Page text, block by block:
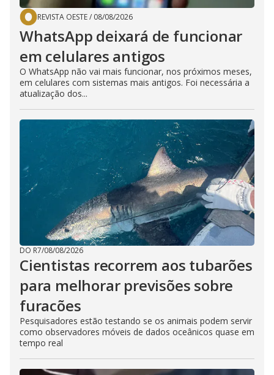
REVISTA OESTE/ 08/08/2026
WhatsApp deixará de funcionar
em celulares antigos
O WhatsApp não vai mais funcionar, nos próximos meses,
em celulares com sistemas mais antigos. Foi necessária a
atualização dos...
DO R7/08/08/2026
Cientistas recorrem aos tubarões
para melhorar previsões sobre
furacões
Pesquisadores estão testando se os animais podem servir
como observadores móveis de dados oceânicos quase em
tempo real